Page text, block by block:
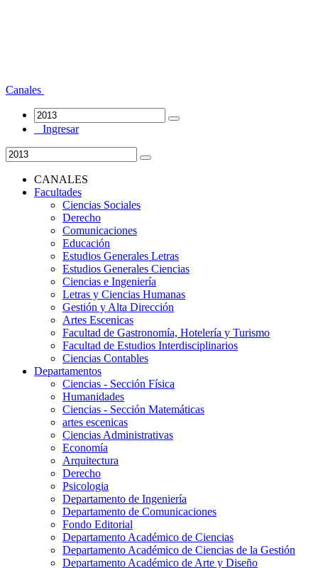
Canales
Ingresar
CANALES
Facultades
Ciencias Sociales
Derecho
Comunicaciones
Educación
Estudios Generales Letras
Estudios Generales Ciencias
Ciencias e Ingeniería
Letras y Ciencias Humanas
Gestión y Alta Dirección
Artes Escenicas
Facultad de Gastronomía, Hotelería y Turismo
Facultad de Estudios Interdisciplinarios
Ciencias Contables
Departamentos
Ciencias - Sección Física
Humanidades
Ciencias - Sección Matemáticas
artes escenicas
Ciencias Administrativas
Economía
Arquitectura
Derecho
Psicologia
Departamento de Ingeniería
Departamento de Comunicaciones
Fondo Editorial
Departamento Académico de Ciencias
Departamento Académico de Ciencias de la Gestión
Departamento Académico de Arte y Diseño